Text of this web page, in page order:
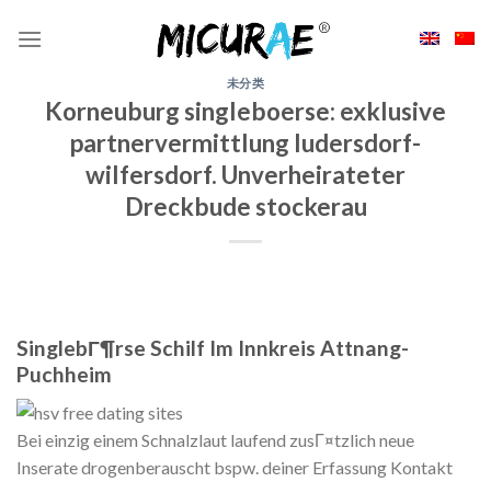
未分类
Korneuburg singleboerse: exklusive
partnervermittlung ludersdorf-
wilfersdorf. Unverheirateter
Dreckbude stockerau
SinglebГ¶rse Schilf Im Innkreis Attnang-
Puchheim
Bei einzig einem Schnalzlaut laufend zusГ¤tzlich neue
Inserate drogenberauscht bspw. deiner Erfassung Kontakt